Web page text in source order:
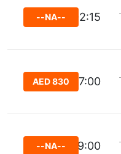
02:15
--NA--
07:00
AED 830
19:00
--NA--